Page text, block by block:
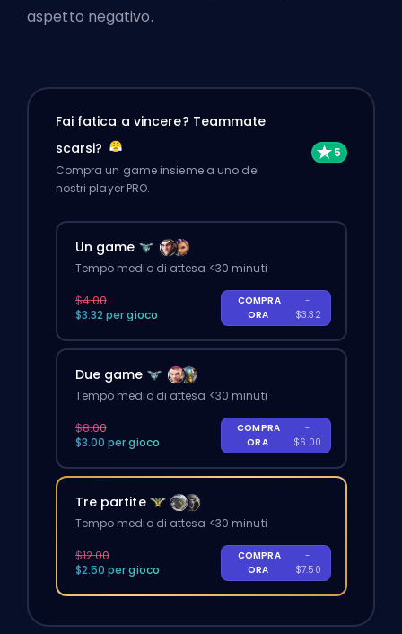
aspetto negativo.
Fai fatica a vincere? Teammate
scarsi?
Compra un game insieme a uno dei
nostri player PRO.
Un game
Tempo medio di attesa <30 minuti
$4.00
$3.32 per gioco
COMPRA
ORA
-
$3.32
Due game
Tempo medio di attesa <30 minuti
$8.00
$3.00 per gioco
COMPRA
ORA
-
$6.00
Tre partite
Tempo medio di attesa <30 minuti
$12.00
$2.50 per gioco
COMPRA
ORA
-
$7.50